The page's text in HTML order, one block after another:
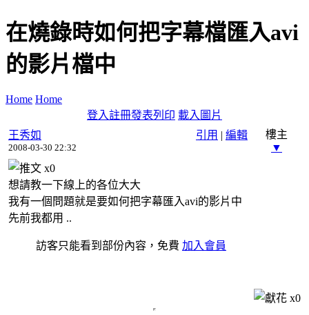
在燒錄時如何把字幕檔匯入avi
的影片檔中
Home Home
登入註冊發表列印 載入圖片
引用 | 編輯
王秀如
2008-03-30 22:32
樓主
▼
x0
想請教一下線上的各位大大
我有一個問題就是要如何把字幕匯入avi的影片中
先前我都用 ..
訪客只能看到部份內容，免費 加入會員
x0